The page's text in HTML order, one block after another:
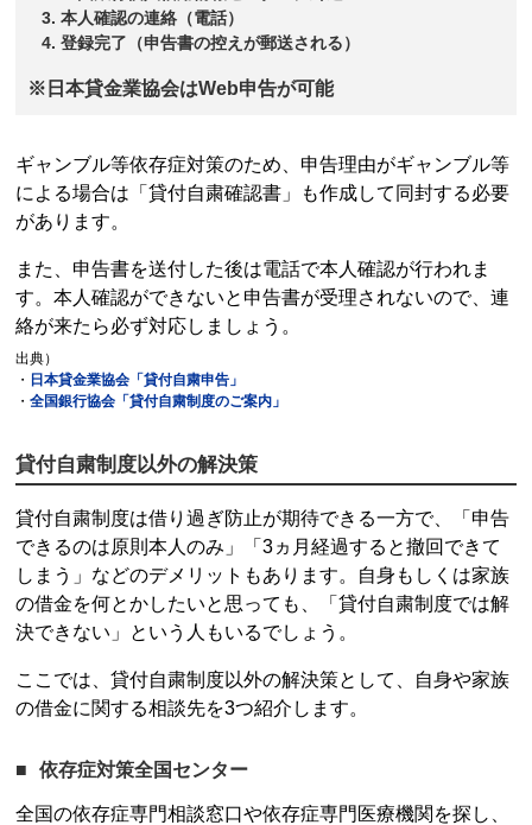
本人確認の連絡（電話）
登録完了（申告書の控えが郵送される）
※ 日本貸金業協会はWeb申告が可能
ギャンブル等依存症対策のため、申告理由がギャンブル等
による場合は「貸付自粛確認書」も作成して同封する必要
があります。
また、申告書を送付した後は電話で本人確認が行われま
す。本人確認ができないと申告書が受理されないので、連
絡が来たら必ず対応しましょう。
出典）
・ 日本貸金業協会 「貸付自粛申告」
・全国銀行協会「貸付自粛制度のご案内」
貸付自粛制度以外の解決策
貸付自粛制度は借り過ぎ防止が期待できる一方で、「申告
できるのは原則本人のみ」「3ヵ月経過すると撤回できて
しまう」などのデメリットもあります。自身もしくは家族
の借金を何とかしたいと思っても、「貸付自粛制度では解
決できない」という人もいるでしょう。
ここでは、貸付自粛制度以外の解決策として、自身や家族
の借金に関する相談先を3つ紹介します。
依存症対策全国センター
全国の依存症専門相談窓口や依存症専門医療機関を探し、